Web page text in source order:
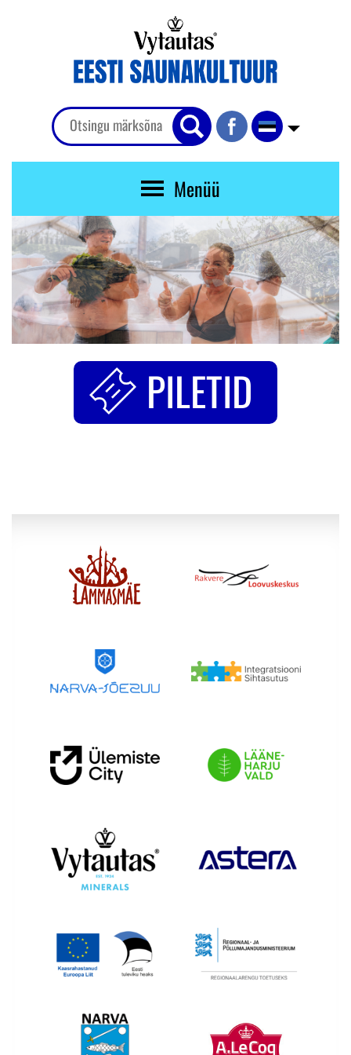
Menüü
PILETID